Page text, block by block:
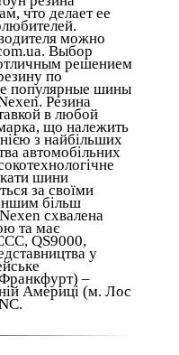
что делает ее
можно
Выбор
решением
по
популярные шины
Резина
в любой
що належить
з найбільших
автомобільних
шини
за своїми
більш
схвалена
та має
QS9000,
у
–
Америці (м. Лос